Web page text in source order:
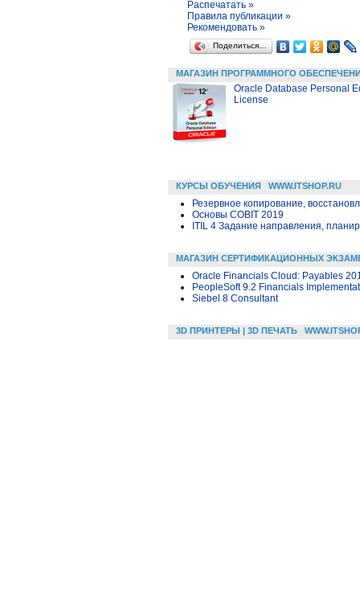
Распечатать »
Правила публикации »
Рекомендовать »
Поделиться…
МАГАЗИН ПРОГРАММНОГО
Oracle Database Personal
License
КУРСЫ ОБУЧЕНИЯ WWW.ITSHOP.RU
Резервное копирование,
Основы COBIT 2019
ITIL 4 Задание направления,
МАГАЗИН СЕРТИФИКАЦИОННЫХ
Oracle Financials Cloud: Payables
PeopleSoft 9.2 Financials
Siebel 8 Consultant
3D ПРИНТЕРЫ | 3D ПЕЧАТЬ